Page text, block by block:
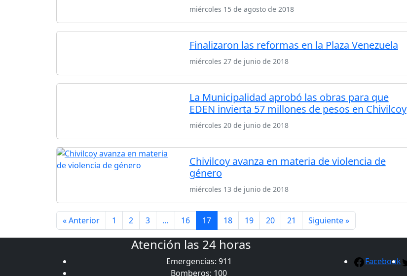
miércoles 15 de agosto de 2018
Finalizaron las reformas en la Plaza Venezuela
miércoles 27 de junio de 2018
La Municipalidad aprobó las obras para que
EDEN invierta 57 millones de pesos en Chivilcoy
miércoles 20 de junio de 2018
Chivilcoy avanza en materia de violencia de
género
miércoles 13 de junio de 2018
« Anterior 1 2 3 … 16 17 18 19 20 21 Siguiente »
Atención las 24 horas
Emergencias: 911
Bomberos: 100
Facebook